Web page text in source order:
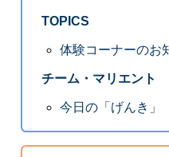
TOPICS
体験コーナーのお
チーム・マリエント
今日の「げんき」